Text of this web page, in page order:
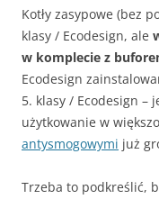
Kotły zasypowe (bez
klasy / Ecodesign, ale
w komplecie z
Ecodesign
5. klasy / Ecodesign –
użytkowanie w
antysmogowymi już
Trzeba to podkreślić,